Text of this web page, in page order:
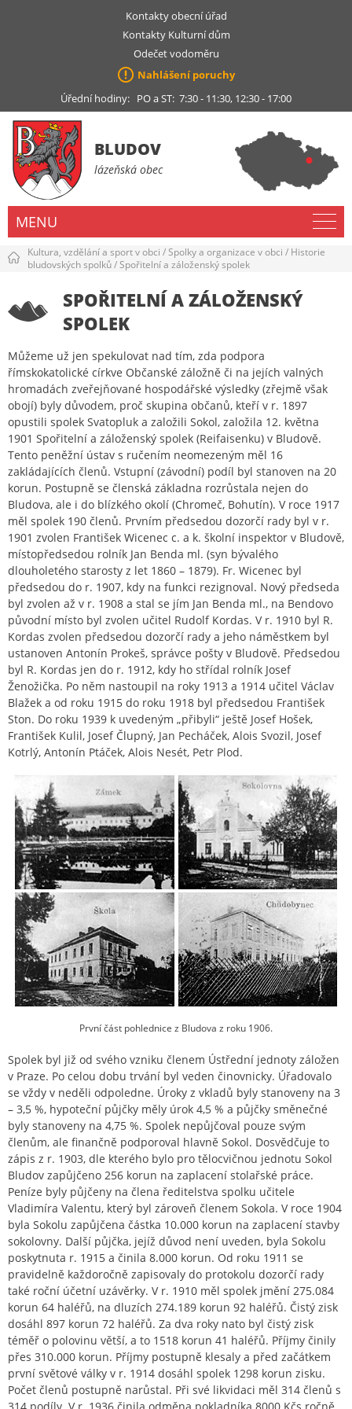
Kontakty obecní úřad
Kontakty Kulturní dům
Odečet vodoměru
Nahlášení poruchy
Úřední hodiny: PO a ST: 7:30 - 11:30, 12:30 - 17:00
BLUDOV
lázeňská obec
MENU
Kultura, vzdělání a sport v obci /Spolky a organizace v obci / Historie
bludovských spolků/Spořitelní a záloženský spolek
SPOŘITELNÍ A ZÁLOŽENSKÝ
SPOLEK
Můžeme už jen spekulovat nad tím, zda podpora
římskokatolické církve Občanské záložně či na jejích valných
hromadách zveřejňované hospodářské výsledky (zřejmě však
obojí) byly důvodem, proč skupina občanů, kteří v r. 1897
opustili spolek Svatopluk a založili Sokol, založila 12. května
1901 Spořitelní a záloženský spolek (Reifaisenku) v Bludově.
Tento peněžní ústav s ručením neomezeným měl 16
zakládajících členů. Vstupní (závodní) podíl byl stanoven na 20
korun. Postupně se členská základna rozrůstala nejen do
Bludova, ale i do blízkého okolí (Chromeč, Bohutín). V roce 1917
měl spolek 190 členů. Prvním předsedou dozorčí rady byl v r.
1901 zvolen František Wicenec c. a k. školní inspektor v Bludově,
místopředsedou rolník Jan Benda ml. (syn bývalého
dlouholetého starosty z let 1860 – 1879). Fr. Wicenec byl
předsedou do r. 1907, kdy na funkci rezignoval. Nový předseda
byl zvolen až v r. 1908 a stal se jím Jan Benda ml., na Bendovo
původní místo byl zvolen učitel Rudolf Kordas. V r. 1910 byl R.
Kordas zvolen předsedou dozorčí rady a jeho náměstkem byl
ustanoven Antonín Prokeš, správce pošty v Bludově. Předsedou
byl R. Kordas jen do r. 1912, kdy ho střídal rolník Josef
Ženožička. Po něm nastoupil na roky 1913 a 1914 učitel Václav
Blažek a od roku 1915 do roku 1918 byl předsedou František
Ston. Do roku 1939 k uvedeným „přibyli“ ještě Josef Hošek,
František Kulil, Josef Člupný, Jan Pecháček, Alois Svozil, Josef
Kotrlý, Antonín Ptáček, Alois Nesét, Petr Plod.
První část pohlednice z Bludova z roku 1906.
Spolek byl již od svého vzniku členem Ústřední jednoty záložen
v Praze. Po celou dobu trvání byl veden činovnicky. Úřadovalo
se vždy v neděli odpoledne. Úroky z vkladů byly stanoveny na 3
– 3,5 %, hypoteční půjčky měly úrok 4,5 % a půjčky směnečné
byly stanoveny na 4,75 %. Spolek nepůjčoval pouze svým
členům, ale finančně podporoval hlavně Sokol. Dosvědčuje to
zápis z r. 1903, dle kterého bylo pro tělocvičnou jednotu Sokol
Bludov zapůjčeno 256 korun na zaplacení stolařské práce.
Peníze byly půjčeny na člena ředitelstva spolku učitele
Vladimíra Valentu, který byl zároveň členem Sokola. V roce 1904
byla Sokolu zapůjčena částka 10.000 korun na zaplacení stavby
sokolovny. Další půjčka, jejíž důvod není uveden, byla Sokolu
poskytnuta r. 1915 a činila 8.000 korun. Od roku 1911 se
pravidelně každoročně zapisovaly do protokolu dozorčí rady
také roční účetní uzávěrky. V r. 1910 měl spolek jmění 275.084
korun 64 haléřů, na dluzích 274.189 korun 92 haléřů. Čistý zisk
dosáhl 897 korun 72 haléřů. Za dva roky nato byl čistý zisk
téměř o polovinu větší, a to 1518 korun 41 haléřů. Příjmy činily
přes 310.000 korun. Příjmy postupně klesaly a před začátkem
první světové války v r. 1914 dosáhl spolek 1298 korun zisku.
Počet členů postupně narůstal. Při své likvidaci měl 314 členů s